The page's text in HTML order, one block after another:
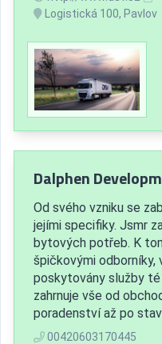
Logistická 100, Pavlov
Dalphen
Od svého vzniku se
jejími specifiky. Jsmr
bytových potřeb. K
špičkovými odborníky,
poskytovány služby
zahrnuje vše od
poradenství až po
00420603170445